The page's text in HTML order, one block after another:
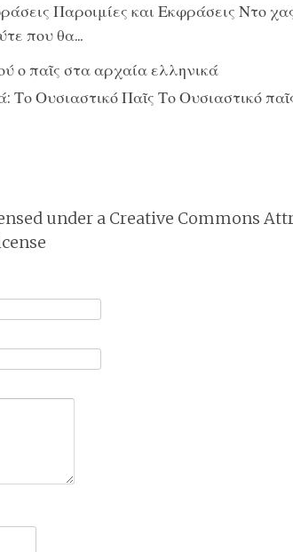
Παροιμίες και Εκφράσεις Ντο
που θα...
ο παῖς στα αρχαία ελληνικά
Το Ουσιαστικό Παῖς Το Ουσιαστικό
under a Creative Commons